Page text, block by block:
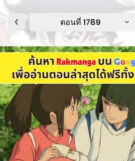
ตอนที่ 1789